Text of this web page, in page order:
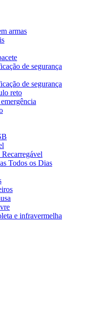
armas
de segurança
de segurança
reto
Todos os Dias
e infravermelha